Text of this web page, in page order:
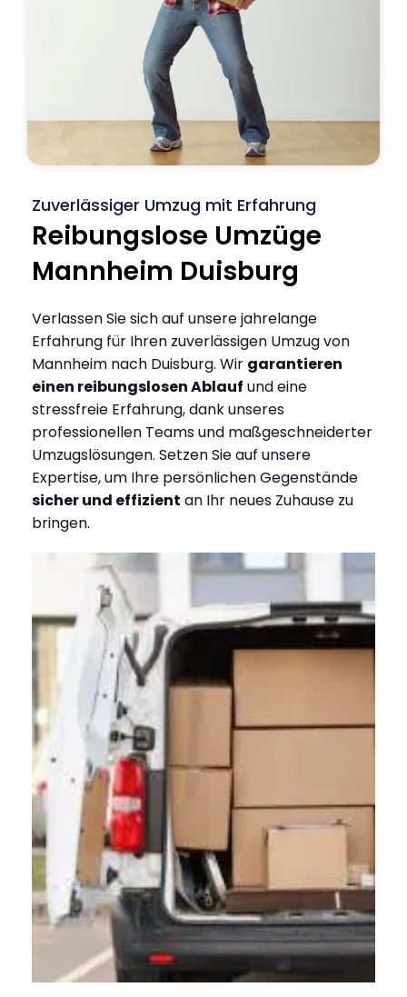
Zuverlässiger Umzug mit Erfahrung
Reibungslose Umzüge
Mannheim Duisburg
Verlassen Sie sich auf unsere jahrelange
Erfahrung für Ihren zuverlässigen Umzug von
Mannheim nach Duisburg. Wir garantieren
einen reibungslosen Ablauf und eine
stressfreie Erfahrung, dank unseres
professionellen Teams und maßgeschneiderter
Umzugslösungen. Setzen Sie auf unsere
Expertise, um Ihre persönlichen Gegenstände
sicher und effizient an Ihr neues Zuhause zu
bringen.